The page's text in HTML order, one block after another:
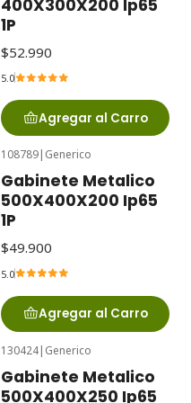
400X300X200 Ip65
1P
$52.990
5.0
Agregar al Carro
108789| Generico
Gabinete Metalico
500X400X200 Ip65
1P
$49.900
5.0
Agregar al Carro
130424| Generico
Gabinete Metalico
500X400X250 Ip65